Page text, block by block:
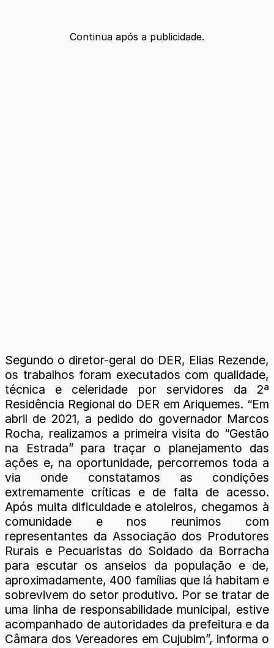
Continua após a publicidade.
Segundo o diretor-geral do DER, Elias Rezende,
os trabalhos foram executados com qualidade,
técnica e celeridade por servidores da 2ª
Residência Regional do DER em Ariquemes. “Em
abril de 2021, a pedido do governador Marcos
Rocha, realizamos a primeira visita do “Gestão
na Estrada” para traçar o planejamento das
ações e, na oportunidade, percorremos toda a
via onde constatamos as condições
extremamente críticas e de falta de acesso.
Após muita dificuldade e atoleiros, chegamos à
comunidade e nos reunimos com
representantes da Associação dos Produtores
Rurais e Pecuaristas do Soldado da Borracha
para escutar os anseios da população e de,
aproximadamente, 400 famílias que lá habitam e
sobrevivem do setor produtivo. Por se tratar de
uma linha de responsabilidade municipal, estive
acompanhado de autoridades da prefeitura e da
Câmara dos Vereadores em Cujubim”, informa o